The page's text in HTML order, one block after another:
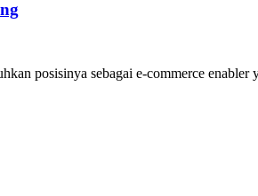
posisinya sebagai e-commerce